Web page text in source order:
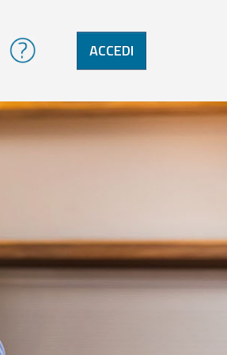
ACCEDI